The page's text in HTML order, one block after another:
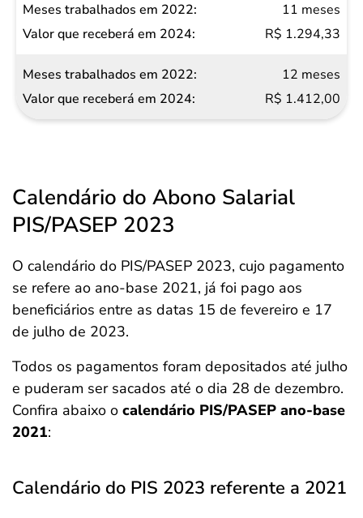
11 meses
R$ 1.294,33
12 meses
R$ 1.412,00
Calendário do Abono Salarial
PIS/PASEP 2023
O calendário do PIS/PASEP 2023, cujo pagamento
se refere ao ano-base 2021, já foi pago aos
beneficiários entre as datas 15 de fevereiro e 17
de julho de 2023.
Todos os pagamentos foram depositados até julho
e puderam ser sacados até o dia 28 de dezembro.
Confira abaixo o calendário PIS/PASEP ano-base
2021:
Calendário do PIS 2023 referente a 2021